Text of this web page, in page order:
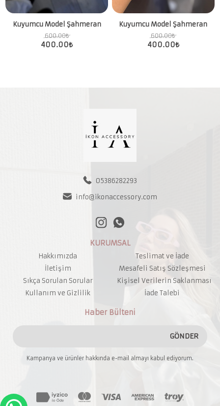
Kuyumcu Model Şahmeran
600.00₺
400.00₺
Kuyumcu Model Şahmeran
600.00₺
400.00₺
05386282293
info@ikonaccessory.com
KURUMSAL
Hakkımızda
İletişim
Sıkça Sorulan Sorular
Kullanım ve Gizlilik
Teslimat ve İade
Mesafeli Satış Sözleşmesi
Kişisel Verilerin Saklanması
İade Talebi
Haber Bülteni
GÖNDER
Kampanya ve ürünler hakkında e-mail almayı kabul ediyorum.